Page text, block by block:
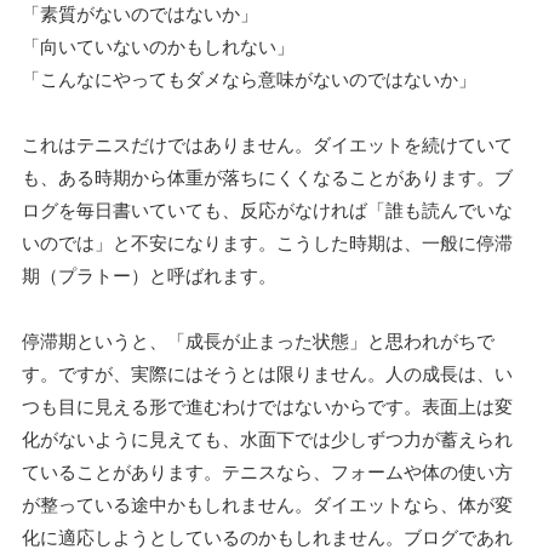
「素質がないのではないか」
「向いていないのかもしれない」
「こんなにやってもダメなら意味がないのではないか」
これはテニスだけではありません。ダイエットを続けていて
も、ある時期から体重が落ちにくくなることがあります。ブ
ログを毎日書いていても、反応がなければ「誰も読んでいな
いのでは」と不安になります。こうした時期は、一般に停滞
期（プラトー）と呼ばれます。
停滞期というと、「成長が止まった状態」と思われがちで
す。ですが、実際にはそうとは限りません。人の成長は、い
つも目に見える形で進むわけではないからです。表面上は変
化がないように見えても、水面下では少しずつ力が蓄えられ
ていることがあります。テニスなら、フォームや体の使い方
が整っている途中かもしれません。ダイエットなら、体が変
化に適応しようとしているのかもしれません。ブログであれ